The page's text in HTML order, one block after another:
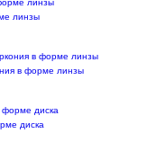
линзы
в форме линзы
диска